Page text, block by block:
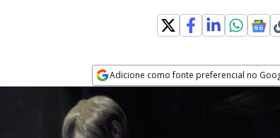
Adicione como fonte preferencial no
Opens in new window